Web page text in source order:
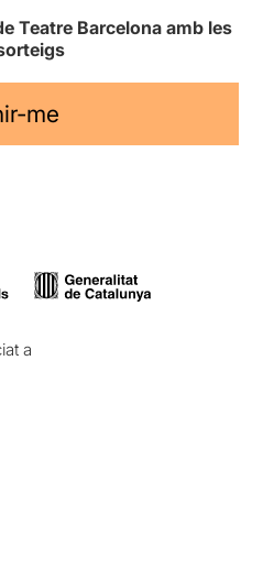
Teatre Barcelona amb les
me
a